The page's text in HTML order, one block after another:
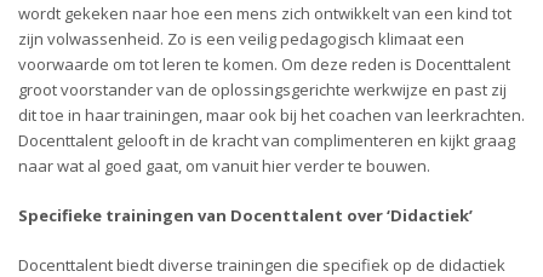
wordt gekeken naar hoe een mens zich ontwikkelt van een kind tot
zijn volwassenheid. Zo is een veilig pedagogisch klimaat een
voorwaarde om tot leren te komen. Om deze reden is Docenttalent
groot voorstander van de oplossingsgerichte werkwijze en past zij
dit toe in haar trainingen, maar ook bij het coachen van leerkrachten.
Docenttalent gelooft in de kracht van complimenteren en kijkt graag
naar wat al goed gaat, om vanuit hier verder te bouwen.
Specifieke trainingen van Docenttalent over ‘Didactiek’
Docenttalent biedt diverse trainingen die specifiek op de didactiek